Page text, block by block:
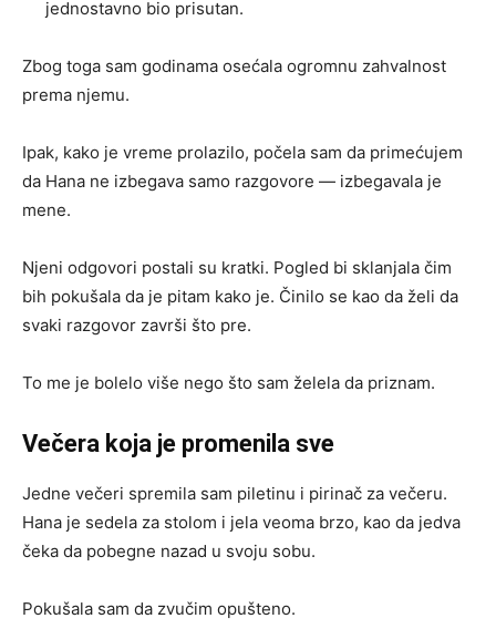
jednostavno bio prisutan.
Zbog toga sam godinama osećala ogromnu zahvalnost
prema njemu.
Ipak, kako je vreme prolazilo, počela sam da primećujem
da Hana ne izbegava samo razgovore — izbegavala je
mene.
Njeni odgovori postali su kratki. Pogled bi sklanjala čim
bih pokušala da je pitam kako je. Činilo se kao da želi da
svaki razgovor završi što pre.
To me je bolelo više nego što sam želela da priznam.
Večera koja je promenila sve
Jedne večeri spremila sam piletinu i pirinač za večeru.
Hana je sedela za stolom i jela veoma brzo, kao da jedva
čeka da pobegne nazad u svoju sobu.
Pokušala sam da zvučim opušteno.